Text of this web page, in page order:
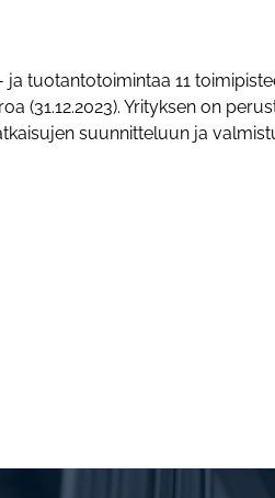
tuotantotoimintaa 11
(31.12.2023). Yrityksen on
suunnitteluun ja